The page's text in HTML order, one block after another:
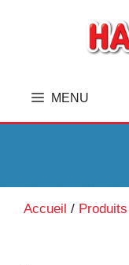
u
n
MENU
Accueil / Produits